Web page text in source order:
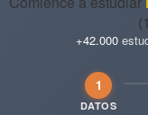
+42.000
1
DATOS